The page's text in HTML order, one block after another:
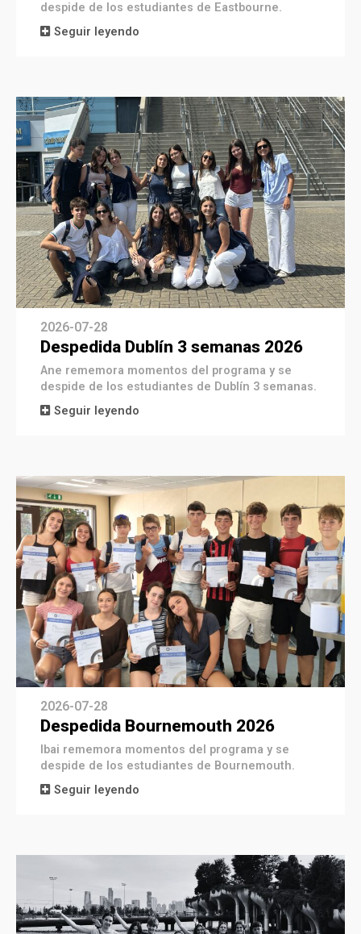
despide de los estudiantes de Eastbourne.
Seguir leyendo
2026-07-28
Despedida Dublín 3 semanas 2026
Ane rememora momentos del programa y se
despide de los estudiantes de Dublín 3 semanas.
Seguir leyendo
2026-07-28
Despedida Bournemouth 2026
Ibai rememora momentos del programa y se
despide de los estudiantes de Bournemouth.
Seguir leyendo